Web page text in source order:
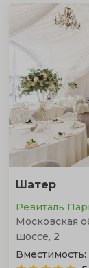
Шатер
Ревиталь
Московская
шоссе, 2
Вместимость: